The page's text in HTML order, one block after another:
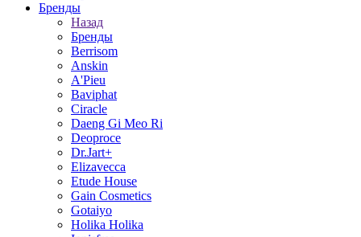
Бренды
Назад
Бренды
Berrisom
Anskin
A'Pieu
Baviphat
Ciracle
Daeng Gi Meo Ri
Deoproce
Dr.Jart+
Elizavecca
Etude House
Gain Cosmetics
Gotaiyo
Holika Holika